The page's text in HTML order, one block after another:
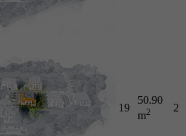
19
50.90
m2 2